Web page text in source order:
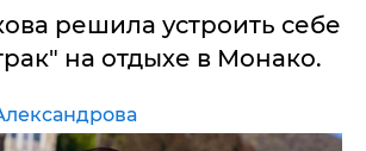
решила устроить себе
на отдыхе в Монако.